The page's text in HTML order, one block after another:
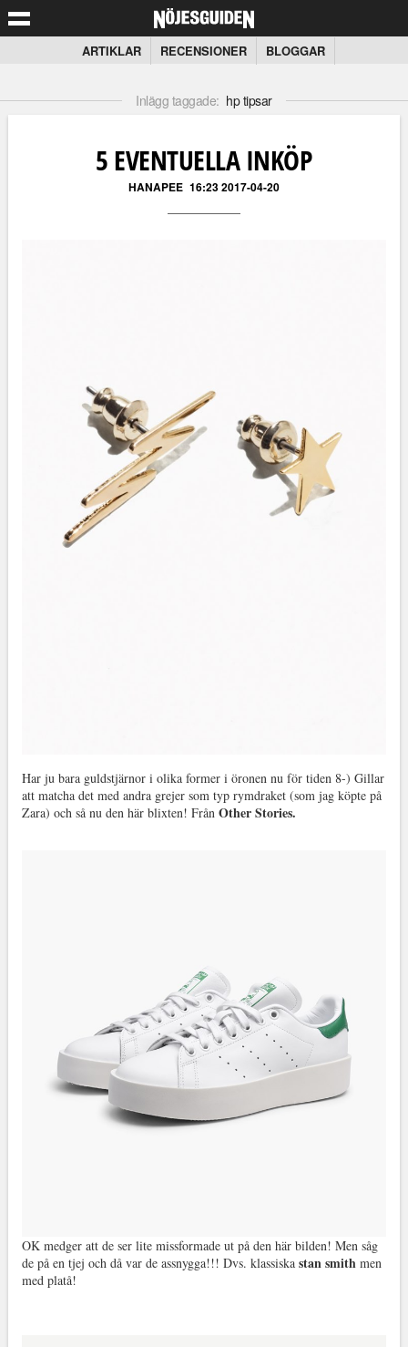
ARTIKLAR RECENSIONER BLOGGAR
Inlägg taggade: hp tipsar
5 EVENTUELLA INKÖP
HANAPEE 16:23 2017-04-20
Har ju bara guldstjärnor i olika former i öronen nu för tiden 8-) Gillar
att matcha det med andra grejer som typ rymdraket (som jag köpte på
Zara) och så nu den här blixten! Från Other Stories.
OK medger att de ser lite missformade ut på den här bilden! Men såg
de på en tjej och då var de assnygga!!! Dvs. klassiska stan smith men
med platå!